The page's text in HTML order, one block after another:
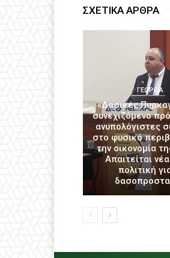
ΣΧΕΤΙΚΑ ΑΡΘΡΑ
ΓΕΩΡΓΊΑ
«Δασικές
συνεχιζόμενο
ανυπολόγιστες
στο φυσικό
την οικονομία
Απαιτείται
πολιτική